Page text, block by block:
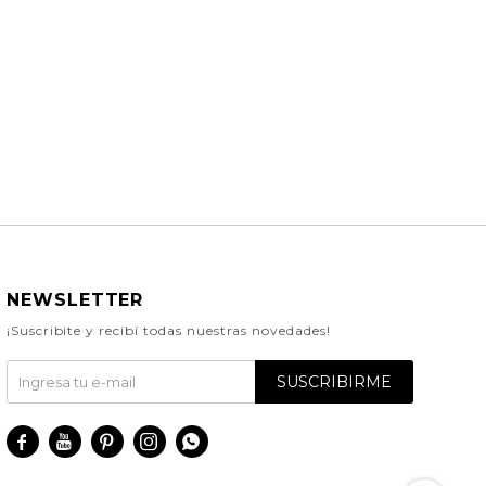
NEWSLETTER
¡Suscribite y recibí todas nuestras novedades!
SUSCRIBIRME
    